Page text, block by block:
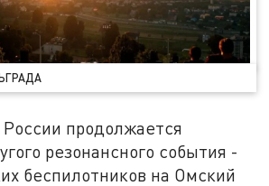
продолжается
резонансного события -
беспилотников на Омский